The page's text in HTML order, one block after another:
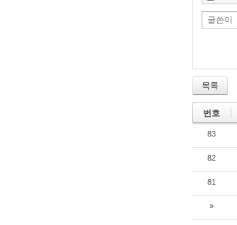
글쓴이
목록
번호
83
82
81
»